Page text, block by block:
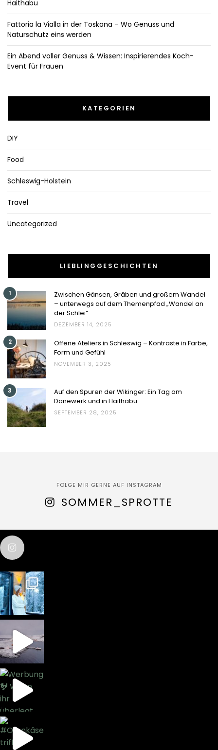
Haithabu
Fattoria la Vialla in der Toskana – Wo Genuss und
Naturschutz eins werden
Ein Abend voller Genuss & Wissen: Inspirierendes Koch-
Event für Frauen
KATEGORIEN
DIY
Food
Schleswig-Holstein
Travel
Uncategorized
LIEBLINGGESCHICHTEN
1
Zwischen Gänsen, Gräben und großem Wandel
– unterwegs auf dem Themenpfad „Wandel an
der Schlei“
DEZEMBER 14, 2025
2
Offene Ateliers in Schleswig – Kontraste in Farbe,
Form und Gefühl
NOVEMBER 3, 2025
3
Auf den Spuren der Wikinger: Ein Tag am
Danewerk und in Haithabu
SEPTEMBER 28, 2025
FOLGE MIR GERNE AUF INSTAGRAM
SOMMER_SPROTTE